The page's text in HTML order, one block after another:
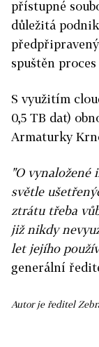
přístupné
důležitá
spuštěn proces
S využitím
0,5 TB dat)
Armaturky
"O vynaložené
světle
ztrátu třeba
již nikdy
let jejího
generální
Autor je ředitel